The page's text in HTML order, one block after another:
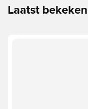
Laatst